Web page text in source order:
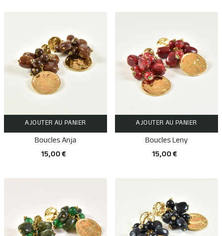
AJOUTER AU PANIER
Boucles Anja
15,00 €
AJOUTER AU PANIER
Boucles Leny
15,00 €